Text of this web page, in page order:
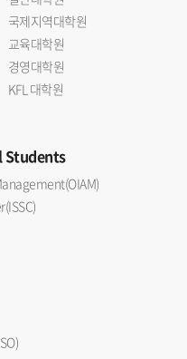
국제지역대학원
교육대학원
경영대학원
KFL 대학원